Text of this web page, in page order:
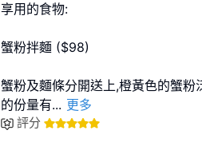
享用的食物:
蟹粉拌麵 ($98)
蟹粉及麵條分開送上,橙黃色的蟹
的份量有... 更多
評分